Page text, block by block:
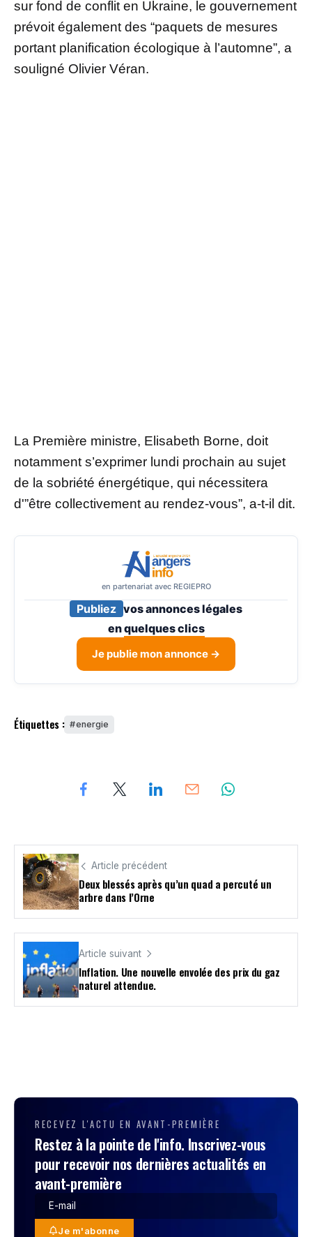
sur fond de conflit en Ukraine, le gouvernement
prévoit également des “paquets de mesures
portant planification écologique à l’automne”, a
souligné Olivier Véran.
La Première ministre, Elisabeth Borne, doit
notamment s’exprimer lundi prochain au sujet
de la sobriété énergétique, qui nécessitera
d'”être collectivement au rendez-vous”, a-t-il dit.
en partenariat avec REGIEPRO
Publiez vos annonces légales
enquelques clics
Je publie mon annonce →
Étiquettes : energie
Article précédent
Deux blessés après qu’un quad a percuté un
arbre dans l’Orne
Article suivant
Inflation. Une nouvelle envolée des prix du gaz
naturel attendue.
RECEVEZ L'ACTU EN AVANT-PREMIÈRE
Restez à la pointe de l'info. Inscrivez-vous
pour recevoir nos dernières actualités en
avant-première
Je m'abonne